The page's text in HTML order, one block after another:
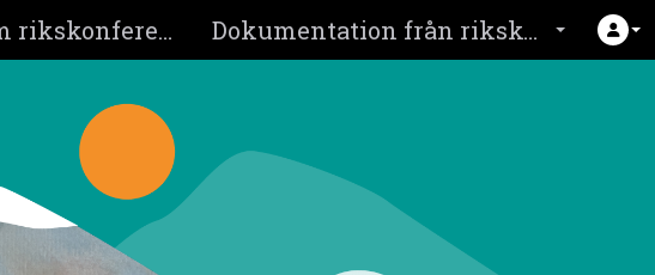
Om rikskonferens 2026 Dokumentation från rikskonferensen